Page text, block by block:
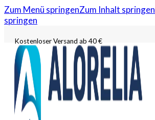
Zum Menü springenZum Inhalt springen
springen
Kostenloser Versand ab 40 €